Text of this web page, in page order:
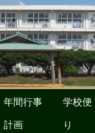
年間行事
計画
学校便
り